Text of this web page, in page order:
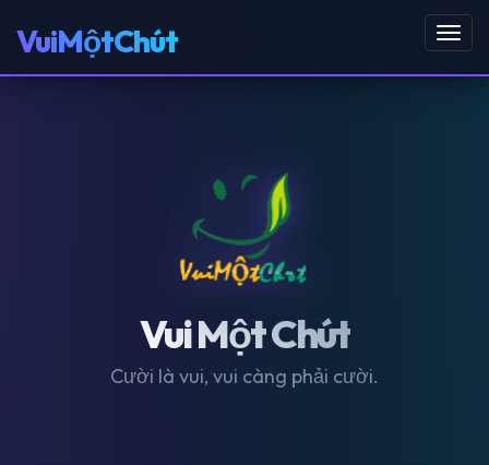
VuiMộtChút
Vui Một Chút
Cười là vui, vui càng phải cười.